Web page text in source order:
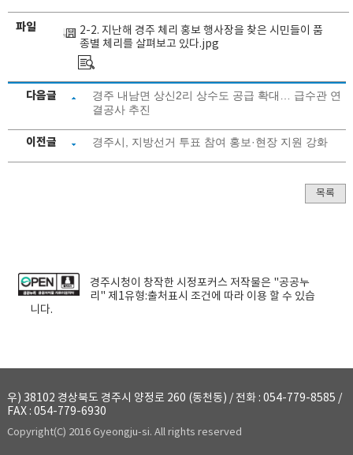
파일
2-2. 지난해 경주 체리 홍보 행사장을 찾은 시민들이 품
종별 체리를 살펴보고 있다.jpg
다음글
경주 내남면 상신2리 상수도 공급 확대… 급수관 연
결공사 추진
이전글 경주시, 지방선거 투표 참여 홍보·현장 지원 강화
목록
경주시청이 창작한시정포커스 저작물은 "공공누
리"제1유형:출처표시 조건에 따라 이용 할 수 있습
니다.
우) 38102 경상북도 경주시 양정로 260 (동천동) / 전화 : 054-779-8585 /
FAX : 054-779-6930
Copyright(C) 2016 Gyeongju-si. All rights reserved